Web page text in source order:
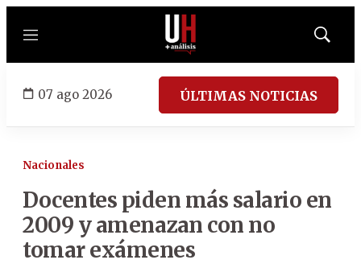
Menú
Mostrar
07 ago 2026 ÚLTIMAS NOTICIAS
Nacionales
Docentes piden más salario en
2009 y amenazan con no
tomar exámenes